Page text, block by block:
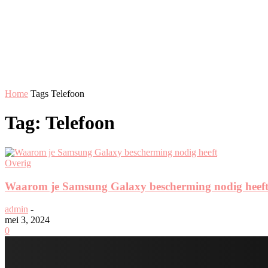
Home Tags Telefoon
Tag: Telefoon
Overig
Waarom je Samsung Galaxy bescherming nodig heeft
admin -
mei 3, 2024
0